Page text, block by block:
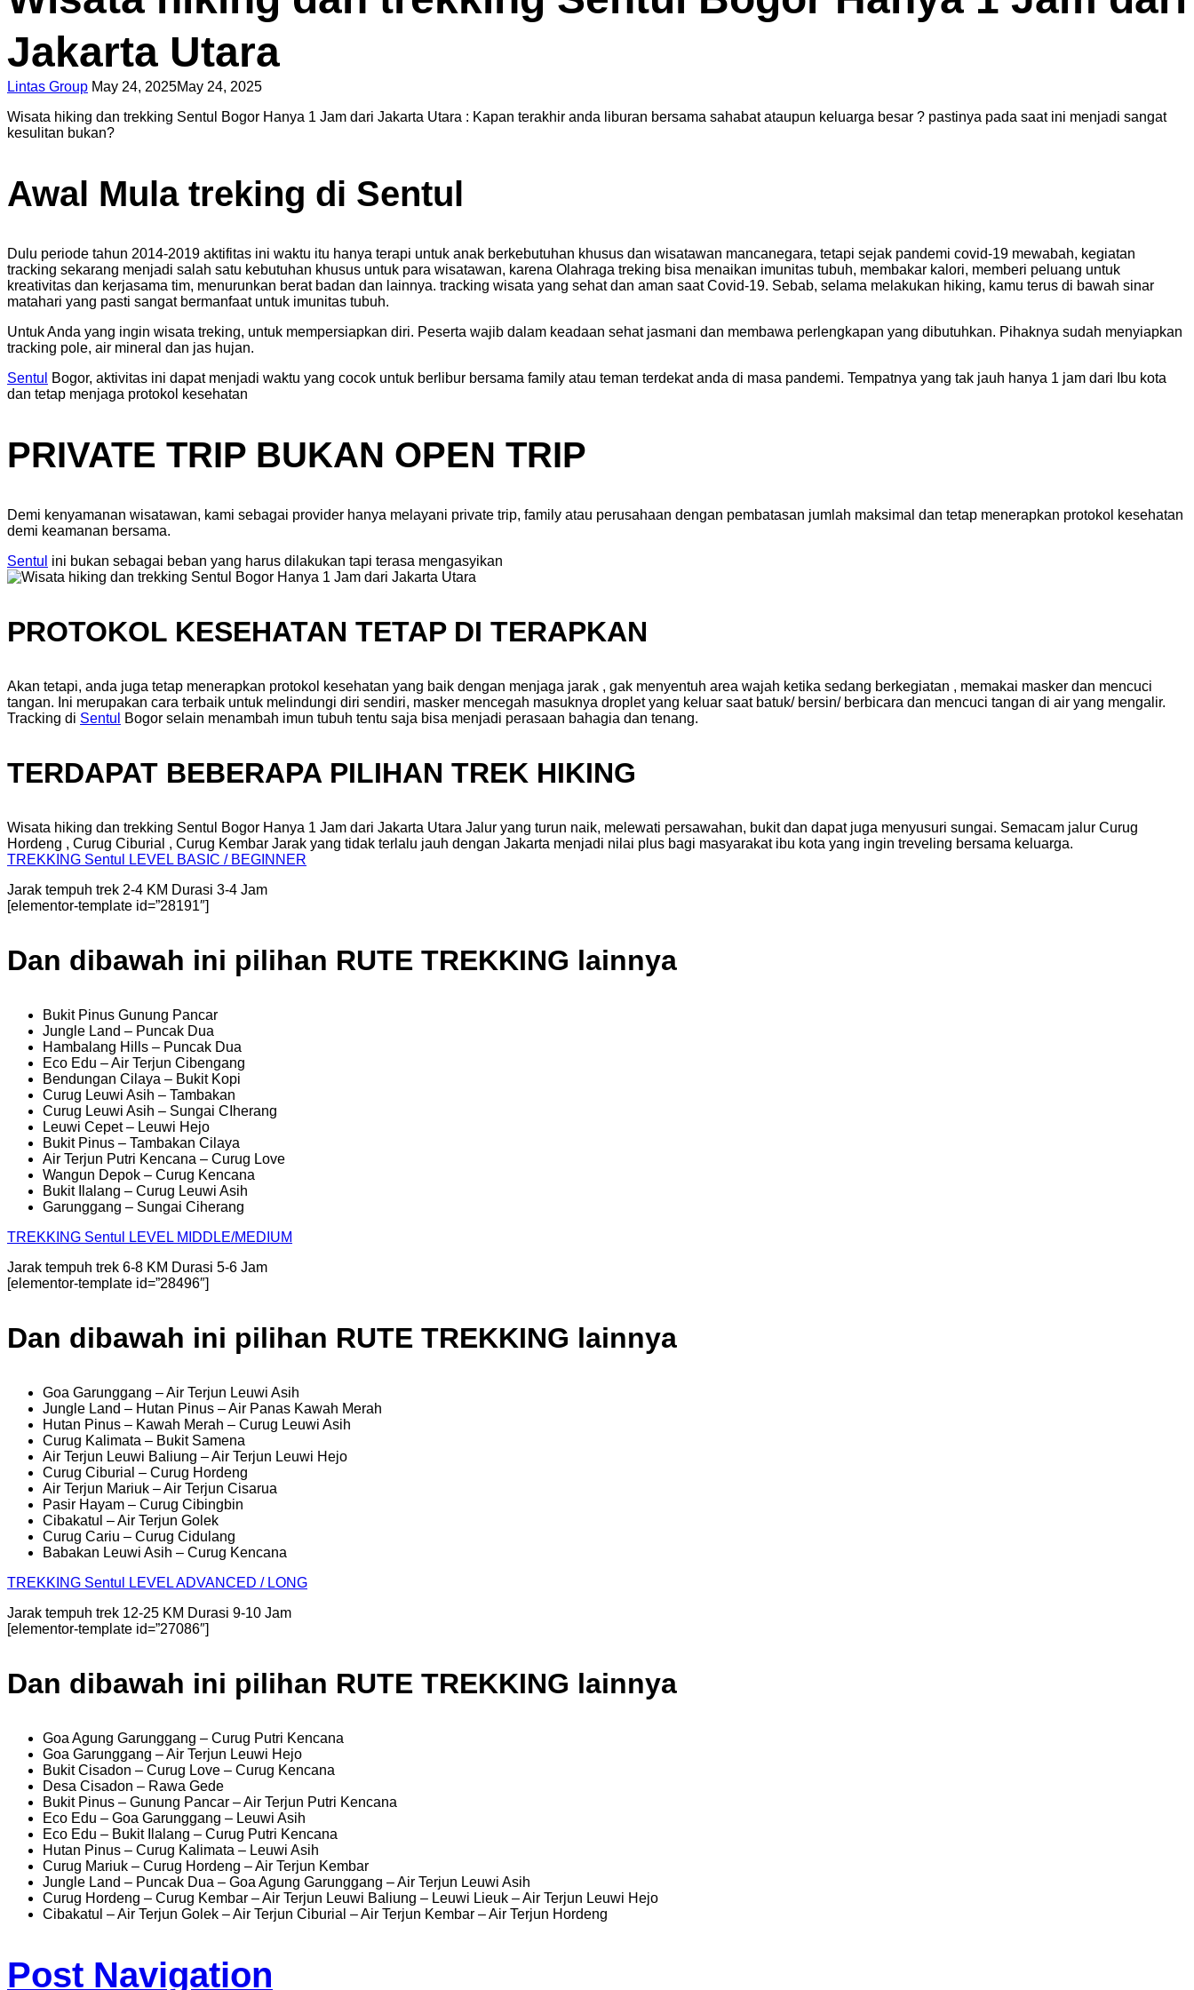
Jakarta Utara
Lintas Group May 24, 2025May 24, 2025
Wisata hiking dan trekking Sentul Bogor Hanya 1 Jam dari Jakarta Utara : Kapan terakhir anda liburan bersama sahabat ataupun keluarga besar ? pastinya pada saat ini menjadi sangat
kesulitan bukan?
Awal Mula treking di Sentul
Dulu periode tahun 2014-2019 aktifitas ini waktu itu hanya terapi untuk anak berkebutuhan khusus dan wisatawan mancanegara, tetapi sejak pandemi covid-19 mewabah, kegiatan
tracking sekarang menjadi salah satu kebutuhan khusus untuk para wisatawan, karena Olahraga treking bisa menaikan imunitas tubuh, membakar kalori, memberi peluang untuk
kreativitas dan kerjasama tim, menurunkan berat badan dan lainnya. tracking wisata yang sehat dan aman saat Covid-19. Sebab, selama melakukan hiking, kamu terus di bawah sinar
matahari yang pasti sangat bermanfaat untuk imunitas tubuh.
Untuk Anda yang ingin wisata treking, untuk mempersiapkan diri. Peserta wajib dalam keadaan sehat jasmani dan membawa perlengkapan yang dibutuhkan. Pihaknya sudah menyiapkan
tracking pole, air mineral dan jas hujan.
Sentul
Bogor, aktivitas ini dapat menjadi waktu yang cocok untuk berlibur bersama family atau teman terdekat anda di masa pandemi. Tempatnya yang tak jauh hanya 1 jam dari Ibu kota
dan tetap menjaga protokol kesehatan
PRIVATE TRIP BUKAN OPEN TRIP
Demi kenyamanan wisatawan, kami sebagai provider hanya melayani private trip, family atau perusahaan dengan pembatasan jumlah maksimal dan tetap menerapkan protokol kesehatan
demi keamanan bersama.
Sentul ini bukan sebagai beban yang harus dilakukan tapi terasa mengasyikan
PROTOKOL KESEHATAN TETAP DI TERAPKAN
Akan tetapi, anda juga tetap menerapkan protokol kesehatan yang baik dengan menjaga jarak , gak menyentuh area wajah ketika sedang berkegiatan , memakai masker dan mencuci
tangan. Ini merupakan cara terbaik untuk melindungi diri sendiri, masker mencegah masuknya droplet yang keluar saat batuk/ bersin/ berbicara dan mencuci tangan di air yang mengalir.
Tracking di Sentul Bogor selain menambah imun tubuh tentu saja bisa menjadi perasaan bahagia dan tenang.
TERDAPAT BEBERAPA PILIHAN TREK HIKING
Wisata hiking dan trekking Sentul Bogor Hanya 1 Jam dari Jakarta Utara Jalur yang turun naik, melewati persawahan, bukit dan dapat juga menyusuri sungai. Semacam jalur Curug
Hordeng , Curug Ciburial , Curug Kembar Jarak yang tidak terlalu jauh dengan Jakarta menjadi nilai plus bagi masyarakat ibu kota yang ingin treveling bersama keluarga.
TREKKING Sentul
LEVEL BASIC / BEGINNER
Jarak tempuh trek 2-4 KM Durasi 3-4 Jam
[elementor-template id=”28191″]
Dan dibawah ini pilihan RUTE TREKKING lainnya
Bukit Pinus Gunung Pancar
Jungle Land – Puncak Dua
Hambalang Hills – Puncak Dua
Eco Edu – Air Terjun Cibengang
Bendungan Cilaya – Bukit Kopi
Curug Leuwi Asih – Tambakan
Curug Leuwi Asih – Sungai CIherang
Leuwi Cepet – Leuwi Hejo
Bukit Pinus – Tambakan Cilaya
Air Terjun Putri Kencana – Curug Love
Wangun Depok – Curug Kencana
Bukit Ilalang – Curug Leuwi Asih
Garunggang – Sungai Ciherang
TREKKING Sentul
LEVEL MIDDLE/MEDIUM
Jarak tempuh trek 6-8 KM Durasi 5-6 Jam
[elementor-template id=”28496″]
Dan dibawah ini pilihan RUTE TREKKING lainnya
Goa Garunggang – Air Terjun Leuwi Asih
Jungle Land – Hutan Pinus – Air Panas Kawah Merah
Hutan Pinus – Kawah Merah – Curug Leuwi Asih
Curug Kalimata – Bukit Samena
Air Terjun Leuwi Baliung – Air Terjun Leuwi Hejo
Curug Ciburial – Curug Hordeng
Air Terjun Mariuk – Air Terjun Cisarua
Pasir Hayam – Curug Cibingbin
Cibakatul – Air Terjun Golek
Curug Cariu – Curug Cidulang
Babakan Leuwi Asih – Curug Kencana
TREKKING Sentul
LEVEL ADVANCED / LONG
Jarak tempuh trek 12-25 KM Durasi 9-10 Jam
[elementor-template id=”27086″]
Dan dibawah ini pilihan RUTE TREKKING lainnya
Goa Agung Garunggang – Curug Putri Kencana
Goa Garunggang – Air Terjun Leuwi Hejo
Bukit Cisadon – Curug Love – Curug Kencana
Desa Cisadon – Rawa Gede
Bukit Pinus – Gunung Pancar – Air Terjun Putri Kencana
Eco Edu – Goa Garunggang – Leuwi Asih
Eco Edu – Bukit Ilalang – Curug Putri Kencana
Hutan Pinus – Curug Kalimata – Leuwi Asih
Curug Mariuk – Curug Hordeng – Air Terjun Kembar
Jungle Land – Puncak Dua – Goa Agung Garunggang – Air Terjun Leuwi Asih
Curug Hordeng – Curug Kembar – Air Terjun Leuwi Baliung – Leuwi Lieuk – Air Terjun Leuwi Hejo
Cibakatul – Air Terjun Golek – Air Terjun Ciburial – Air Terjun Kembar – Air Terjun Hordeng
Post Navigation